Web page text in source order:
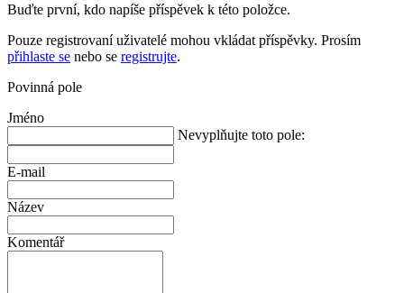
Buďte první, kdo napíše příspěvek k této položce.
Pouze registrovaní uživatelé mohou vkládat příspěvky. Prosím
přihlaste se nebo se registrujte.
Povinná pole
Jméno
Nevyplňujte toto pole:
E-mail
Název
Komentář